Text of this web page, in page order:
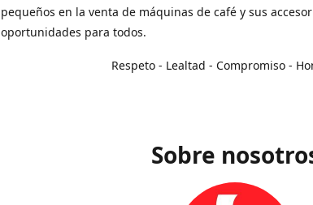
pequeños en la venta de máquinas de café y sus
oportunidades para todos.
Respeto - Lealtad - Compromiso -
Sobre